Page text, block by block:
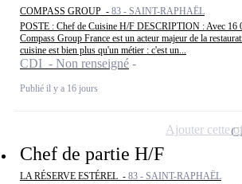
COMPASS GROUP - 83 - SAINT-RAPHAËL
POSTE : Chef de Cuisine H/F DESCRIPTION : Avec 16
Compass Group France est un acteur majeur de la
cuisine est bien plus qu'un métier : c'est un...
CDI - Non renseigné
Publié il y a 16 jours
Chef de partie H/F
LA RÉSERVE ESTÉREL - 83 - SAINT-RAPHAËL
Ajouter cette